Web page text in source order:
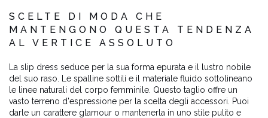
SCELTE DI MODA CHE
MANTENGONO QUESTA TENDENZA
AL VERTICE ASSOLUTO
La slip dress seduce per la sua forma epurata e il lustro nobile
del suo raso. Le spalline sottili e il materiale fluido sottolineano
le linee naturali del corpo femminile. Questo taglio offre un
vasto terreno d'espressione per la scelta degli accessori. Puoi
darle un carattere glamour o mantenerla in uno stile pulito e